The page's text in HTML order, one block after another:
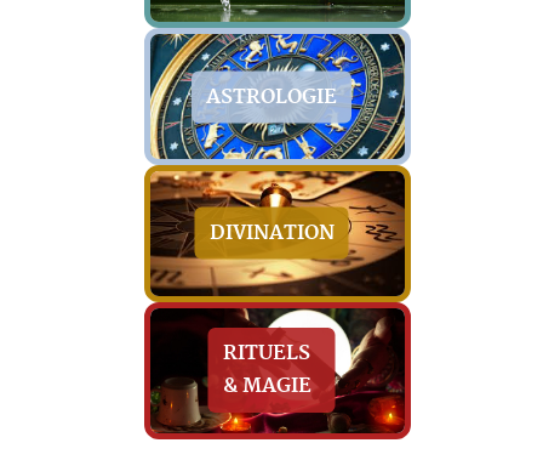
ASTROLOGIE
DIVINATION
RITUELS
& MAGIE